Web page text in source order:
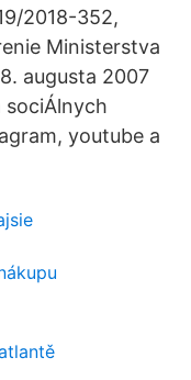
2018-352,
Ministerstva
augusta 2007
sociÁlnych
youtube a